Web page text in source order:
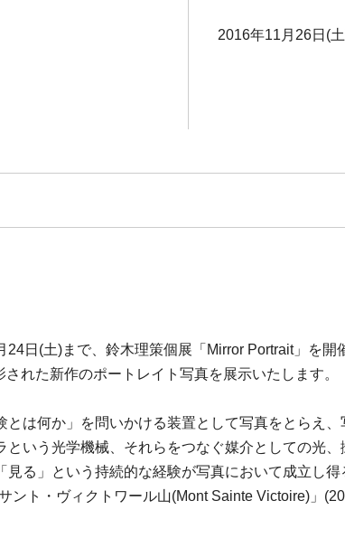
2016年11月26日(
日(土)まで、鈴木理策個展「Mirror Portrait」を
れた新作のポートレイト写真を展示いたします。
は何か」を問いかける装置として写真をとらえ
いう光学機械、それらをつなぐ媒介としての光
る」という持続的な経験が写真において成立し
ント・ヴィクトワール山(Mont Sainte Victoire)」